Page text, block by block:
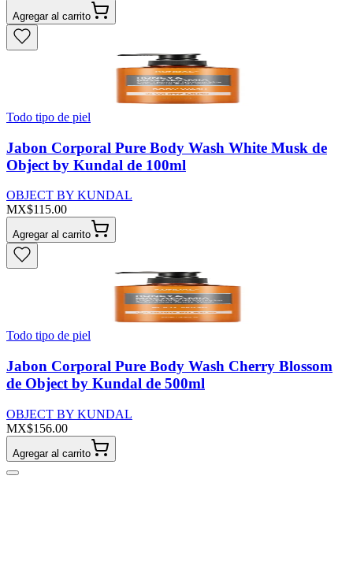
Agregar al carrito
Todo tipo de piel
Jabon Corporal Pure Body Wash White Musk de
Object by Kundal de 100ml
OBJECT BY KUNDAL
MX$115.00
Agregar al carrito
Todo tipo de piel
Jabon Corporal Pure Body Wash Cherry Blossom
de Object by Kundal de 500ml
OBJECT BY KUNDAL
MX$156.00
Agregar al carrito